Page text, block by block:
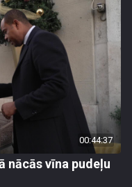
00:44:37
nācās vīna pudeļu